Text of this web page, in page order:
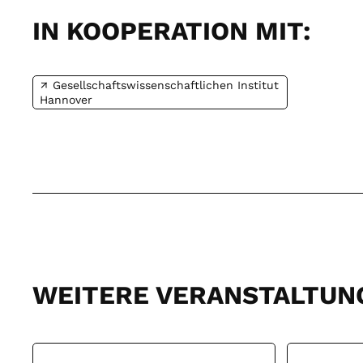
IN KOOPERATION MIT:
Gesellschaftswissenschaftlichen Institut
Hannover
WEITERE